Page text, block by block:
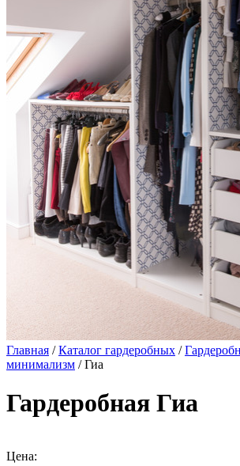
Главная /Каталог гардеробных /
минимализм / Гиа
Гардеробная Гиа
Цена: